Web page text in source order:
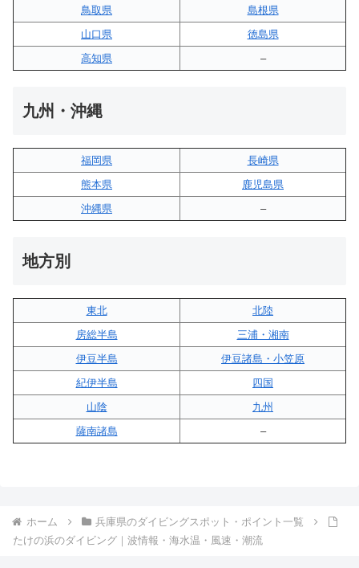
鳥取県
島根県
山口県
徳島県
高知県
–
九州・沖縄
福岡県
長崎県
熊本県
鹿児島県
沖縄県
–
地方別
東北
北陸
房総半島
三浦・湘南
伊豆半島
伊豆諸島・小笠原
紀伊半島
四国
山陰
九州
薩南諸島
–
ホーム
兵庫県のダイビングスポット・ポイント一覧
たけの浜のダイビング｜波情報・海水温・風速・潮流